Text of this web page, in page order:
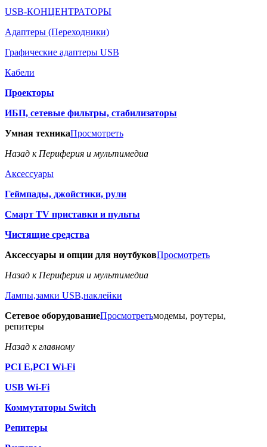
USB-КОНЦЕНТРАТОРЫ
Адаптеры (Переходники)
Графические адаптеры USB
Кабели
Проекторы
ИБП, сетевые фильтры, стабилизаторы
Умная техникаПросмотреть
Назад к Периферия и мультимедиа
Аксессуары
Геймпады, джойстики, рули
Смарт TV приставки и пульты
Чистящие средства
Аксессуары и опции для ноутбуковПросмотреть
Назад к Периферия и мультимедиа
Лампы,замки USB,наклейки
Сетевое оборудованиеПросмотретьмодемы, роутеры,
репитеры
Назад к главному
PCI E,PCI Wi-Fi
USB Wi-Fi
Коммутаторы Switch
Репитеры